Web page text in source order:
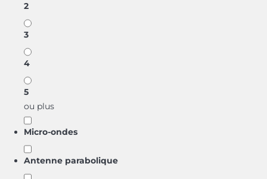
2
3
4
5
ou plus
Micro-ondes
Antenne parabolique